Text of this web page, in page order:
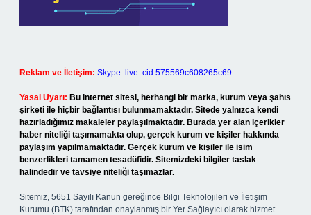
Reklam ve İletişim: Skype: live:.cid.575569c608265c69
Yasal Uyarı: Bu internet sitesi, herhangi bir marka, kurum veya şahıs
şirketi ile hiçbir bağlantısı bulunmamaktadır. Sitede yalnızca kendi
hazırladığımız makaleler paylaşılmaktadır. Burada yer alan içerikler
haber niteliği taşımamakta olup, gerçek kurum ve kişiler hakkında
paylaşım yapılmamaktadır. Gerçek kurum ve kişiler ile isim
benzerlikleri tamamen tesadüfidir. Sitemizdeki bilgiler taslak
halindedir ve tavsiye niteliği taşımazlar.
Sitemiz, 5651 Sayılı Kanun gereğince Bilgi Teknolojileri ve İletişim
Kurumu (BTK) tarafından onaylanmış bir Yer Sağlayıcı olarak hizmet